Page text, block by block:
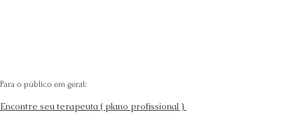
Para o público em geral:
Encontre seu terapeuta ( plano profissional )